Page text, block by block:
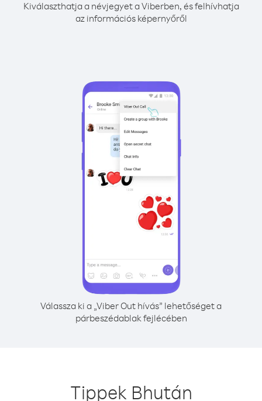
Kiválaszthatja a névjegyet a Viberben, és felhívhatja
az információs képernyőről
Válassza ki a „Viber Out hívás” lehetőséget a
párbeszédablak fejlécében
Tippek Bhután